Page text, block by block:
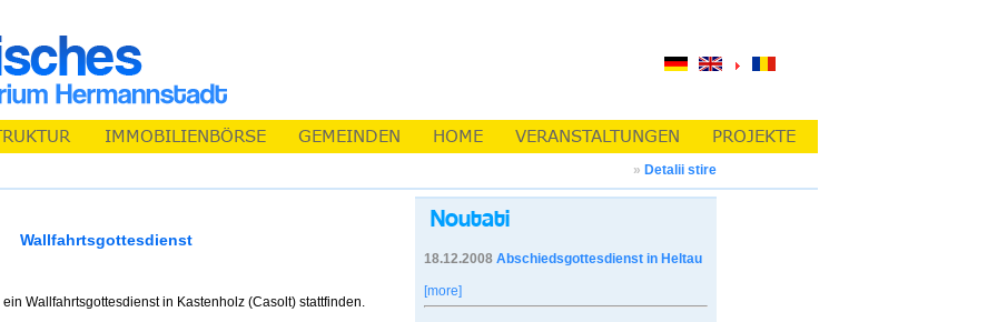
» Detalii stire
Wallfahrtsgottesdienst
Wallfahrtsgottesdienst in Kastenholz (Casolt) stattfinden.
18.12.2008 Abschiedsgottesdienst in Heltau
[more]